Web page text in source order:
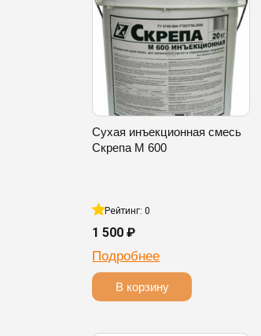
Сухая инъекционная смесь
Скрепа М 600
Рейтинг: 0
1 500 ₽
Подробнее
В корзину